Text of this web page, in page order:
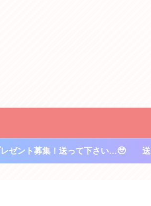
レゼント募集！送って下さい…🥹 送